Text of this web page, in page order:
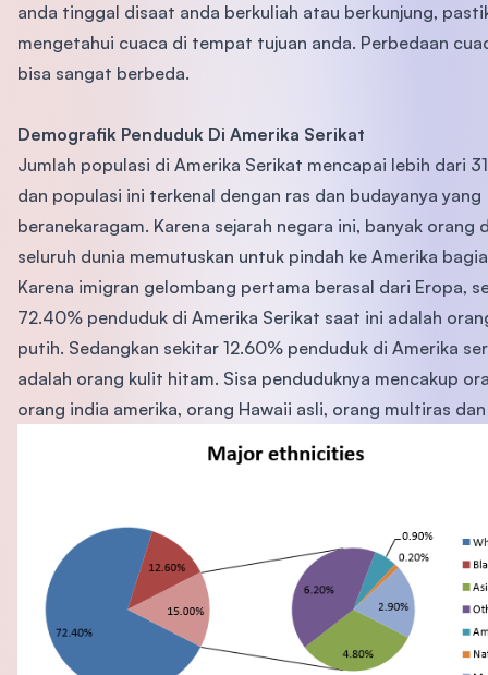
anda tinggal disaat anda berkuliah atau berkunjung,
mengetahui cuaca di tempat tujuan anda. Perbedaan
bisa sangat berbeda.
Demografik Penduduk Di Amerika Serikat
Jumlah populasi di Amerika Serikat mencapai lebih dari
dan populasi ini terkenal dengan ras dan budayanya yang
beranekaragam. Karena sejarah negara ini, banyak orang
seluruh dunia memutuskan untuk pindah ke Amerika
Karena imigran gelombang pertama berasal dari Eropa,
72.40% penduduk di Amerika Serikat saat ini adalah
putih. Sedangkan sekitar 12.60% penduduk di Amerika
adalah orang kulit hitam. Sisa penduduknya mencakup
orang india amerika, orang Hawaii asli, orang multiras